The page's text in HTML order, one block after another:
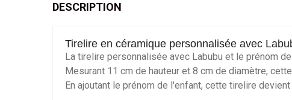
DESCRIPTION
Tirelire en céramique personnalisée avec
La tirelire personnalisée avec Labubu et le prénom
Mesurant 11 cm de hauteur et 8 cm de diamètre,
En ajoutant le prénom de l'enfant, cette tirelire